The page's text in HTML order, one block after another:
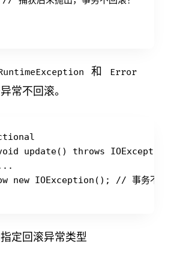
和 Error
常不回滚。
update() throws IOException
new IOException(); // 事务不回
定回滚异常类型